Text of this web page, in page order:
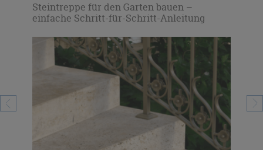
Steintreppe für den Garten bauen –
einfache Schritt-für-Schritt-Anleitung